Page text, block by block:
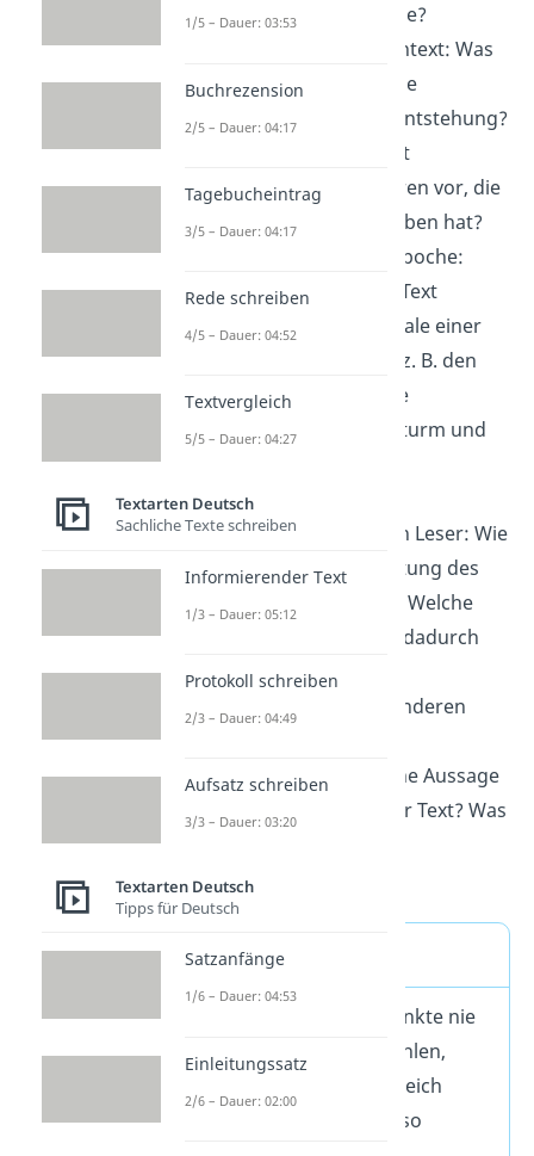
kommen in Frage?
Historischer Kontext: Was
weißt du über die
Umstände der Entstehung?
Kommen im Text
Ereignisse/Figuren vor, die
es wirklich gegeben hat?
Merkmale der Epoche:
Erkennst du im Text
typische Merkmale einer
Epoche wieder, z. B. den
Fokus auf starke
Emotionen im Sturm und
Eigene Deutung
Wirkung auf den Leser: Wie
wirkt die Gestaltung des
Textes auf dich? Welche
Stimmung wird dadurch
hervorgerufen?
Ähnlichkeit zu anderen
Intention: Welche Aussage
transportiert der Text? Was
Tipps
Du sollst diese Punkte nie
einfach nur aufzählen,
sondern immer gleich
, also
1/5 – Dauer: 03:53
Buchrezension
2/5 – Dauer: 04:17
Tagebucheintrag
3/5 – Dauer: 04:17
Rede schreiben
4/5 – Dauer: 04:52
Textvergleich
5/5 – Dauer: 04:27
Textarten Deutsch
Sachliche Texte schreiben
Informierender Text
1/3 – Dauer: 05:12
Protokoll schreiben
2/3 – Dauer: 04:49
Aufsatz schreiben
3/3 – Dauer: 03:20
Textarten Deutsch
Tipps für Deutsch
Satzanfänge
1/6 – Dauer: 04:53
Einleitungssatz
2/6 – Dauer: 02:00